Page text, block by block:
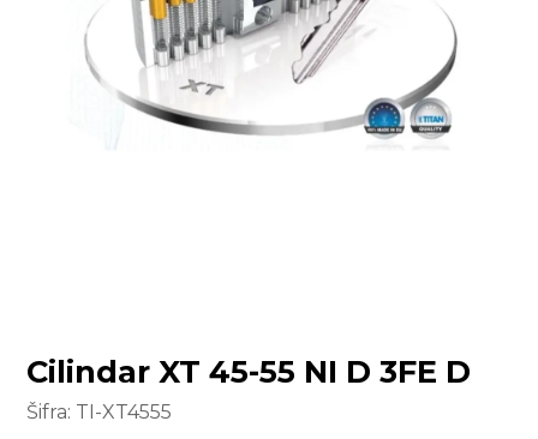
Cilindar XT 45-55 NI D 3FE D
Šifra: TI-XT4555